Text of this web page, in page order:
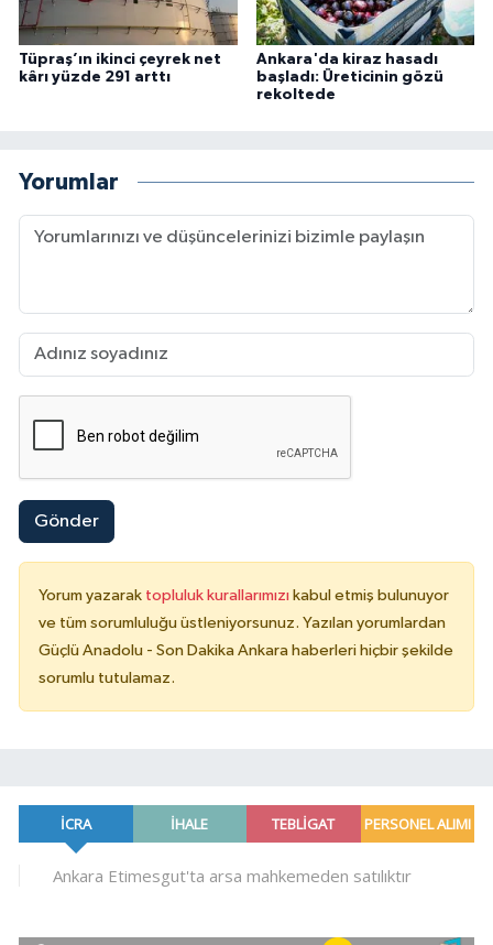
Tüpraş’ın ikinci çeyrek net
kârı yüzde 291 arttı
Ankara'da kiraz hasadı
başladı: Üreticinin gözü
rekoltede
Yorumlar
Gönder
Yorum yazarak topluluk kurallarımızı kabul etmiş bulunuyor
ve tüm sorumluluğu üstleniyorsunuz. Yazılan yorumlardan
Güçlü Anadolu - Son Dakika Ankara haberleri hiçbir şekilde
sorumlu tutulamaz.